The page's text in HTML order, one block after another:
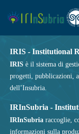
IRIS - Institutional
IRIS è il sistema di
progetti, pubblicazioni,
dell’Insubria.
IRInSubria -
IRInSubria raccoglie,
informazioni sulla